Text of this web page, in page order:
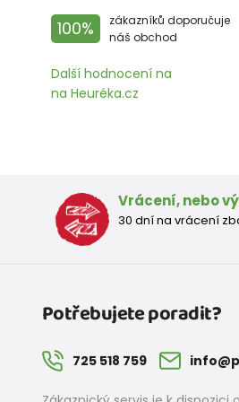
100%
zákazníků doporučuje
náš obchod
Další hodnocení na
na Heuréka.cz
Vrácení, nebo
30 dní na vrácení
Potřebujete poradit?
725 518 759